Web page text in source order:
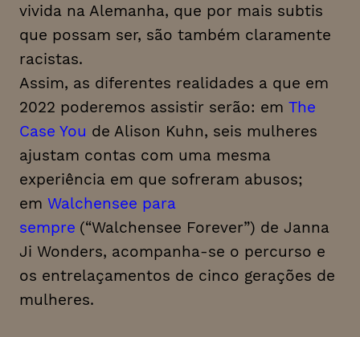
vivida na Alemanha, que por mais subtis
que possam ser, são também claramente
racistas.
Assim, as diferentes realidades a que em
2022 poderemos assistir serão: em The
Case You de Alison Kuhn, seis mulheres
ajustam contas com uma mesma
experiência em que sofreram abusos;
em Walchensee para
sempre (“Walchensee Forever”) de Janna
Ji Wonders, acompanha-se o percurso e
os entrelaçamentos de cinco gerações de
mulheres.